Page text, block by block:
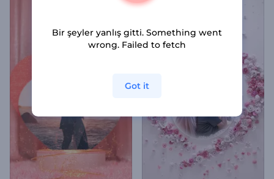
Bir şeyler yanlış gitti. Something went
wrong. Failed to fetch
Got it